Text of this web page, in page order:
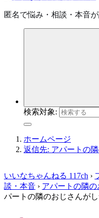
匿名で悩み・相談・本音
検索対象:
ホームページ
返信先: アパートの
いいなちゃんねる 117ch ›
談・本音 › アパートの隣
パートの隣のおじさんが